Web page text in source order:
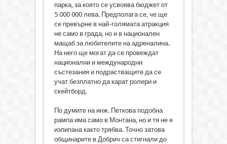
парка, за която се усвоява бюджет от
5 000 000 лева. Предполага се, че ще
се превърне в най-голямата атракция
не само в града, но и в национален
мащаб за любителите на адреналина.
На него ще могат да се провеждат
национални и международни
състезания и подрастващите да се
учат безплатно да карат ролери и
скейтборд.
По думите на инж. Петкова подобна
рампа има само в Монтана, но и тя не е
изпипана както трябва. Точно затова
общинарите в Добрич са стигнали до